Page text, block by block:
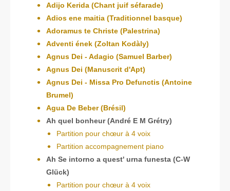
Adijo Kerida (Chant juif séfarade)
Adios ene maitia (Traditionnel basque)
Adoramus te Christe (Palestrina)
Adventi ének (Zoltan Kodàly)
Agnus Dei - Adagio (Samuel Barber)
Agnus Dei (Manuscrit d'Apt)
Agnus Dei - Missa Pro Defunctis (Antoine
Brumel)
Agua De Beber (Brésil)
Ah quel bonheur (André E M Grétry)
Partition pour chœur à 4 voix
Partition accompagnement piano
Ah Se intorno a quest' urna funesta (C-W
Glück)
Partition pour chœur à 4 voix